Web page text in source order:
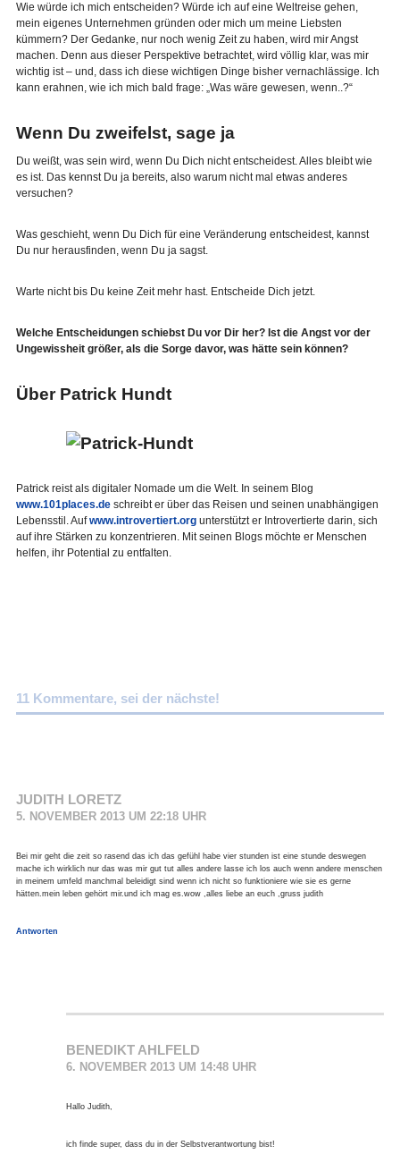
Wie würde ich mich entscheiden? Würde ich auf eine Weltreise gehen,
mein eigenes Unternehmen gründen oder mich um meine Liebsten
kümmern? Der Gedanke, nur noch wenig Zeit zu haben, wird mir Angst
machen. Denn aus dieser Perspektive betrachtet, wird völlig klar, was mir
wichtig ist – und, dass ich diese wichtigen Dinge bisher vernachlässige. Ich
kann erahnen, wie ich mich bald frage: „Was wäre gewesen, wenn..?“
Wenn Du zweifelst, sage ja
Du weißt, was sein wird, wenn Du Dich nicht entscheidest. Alles bleibt wie
es ist. Das kennst Du ja bereits, also warum nicht mal etwas anderes
versuchen?
Was geschieht, wenn Du Dich für eine Veränderung entscheidest, kannst
Du nur herausfinden, wenn Du ja sagst.
Warte nicht bis Du keine Zeit mehr hast. Entscheide Dich jetzt.
Welche Entscheidungen schiebst Du vor Dir her? Ist die Angst vor der
Ungewissheit größer, als die Sorge davor, was hätte sein können?
Über Patrick Hundt
Patrick reist als digitaler Nomade um die Welt. In seinem Blog
www.101places.deschreibt er über das Reisen und seinen unabhängigen
Lebensstil. Aufwww.introvertiert.orgunterstützt er Introvertierte darin, sich
auf ihre Stärken zu konzentrieren. Mit seinen Blogs möchte er Menschen
helfen, ihr Potential zu entfalten.
11 Kommentare, sei der nächste!
JUDITH LORETZ
5. NOVEMBER 2013 UM 22:18 UHR
Bei mir geht die zeit so rasend das ich das gefühl habe vier stunden ist eine stunde deswegen
mache ich wirklich nur das was mir gut tut alles andere lasse ich los auch wenn andere menschen
in meinem umfeld manchmal beleidigt sind wenn ich nicht so funktioniere wie sie es gerne
hätten.mein leben gehört mir.und ich mag es.wow ,alles liebe an euch ,gruss judith
Antworten
BENEDIKT AHLFELD
6. NOVEMBER 2013 UM 14:48 UHR
Hallo Judith,
ich finde super, dass du in der Selbstverantwortung bist!